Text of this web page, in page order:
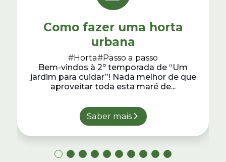
Como fazer uma horta
urbana
#Horta#Passo a passo
Bem-vindos à 2º temporada de “Um
jardim para cuidar”! Nada melhor de que
aproveitar toda esta maré de...
Saber mais